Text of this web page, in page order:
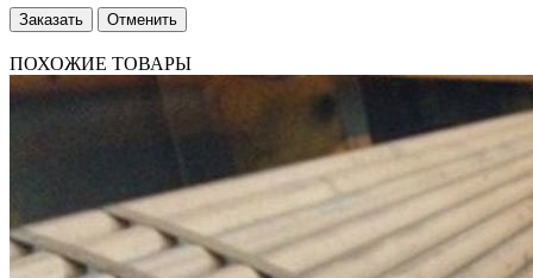
Заказать Отменить
ПОХОЖИЕ ТОВАРЫ